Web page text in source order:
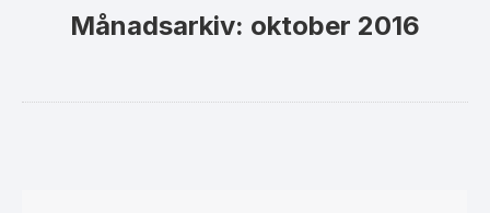
Månadsarkiv: oktober 2016